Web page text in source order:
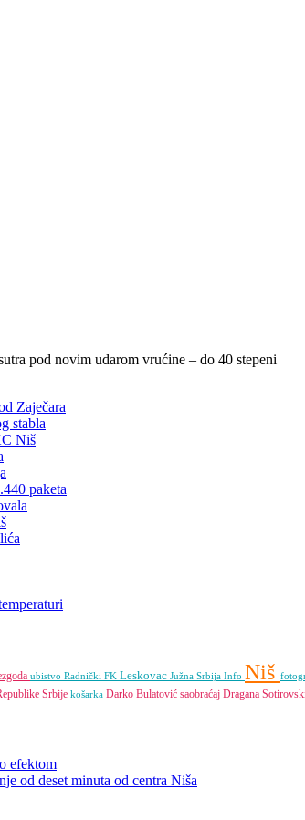
Zaječara
stabla
Niš
paketa
ubistvo Radnički FK Leskovac Južna Srbija Info Niš
Srbije košarka Darko Bulatović saobraćaj Dragana
efektom
od deset minuta od centra Niša